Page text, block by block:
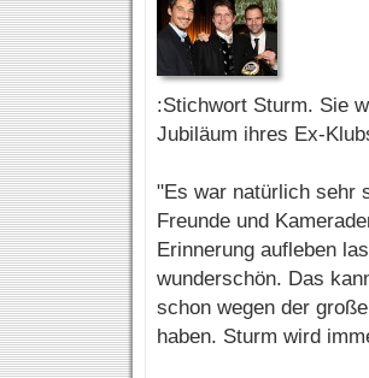
:Stichwort Sturm. Sie
Jubiläum ihres Ex-
"Es war natürlich sehr
Freunde und
Erinnerung aufleben
wunderschön. Das
schon wegen der
haben. Sturm wird